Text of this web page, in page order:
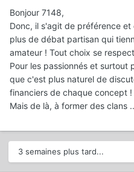
Bonjour 7148,
Donc, il s'agit de préférence
plus de débat partisan qui
amateur ! Tout choix se
Pour les passionnés et surtout
que c'est plus naturel de
financiers de chaque concept !
Mais de là, à former des clans
3 semaines plus tard...